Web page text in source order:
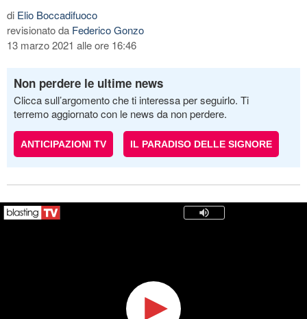
di Elio Boccadifuoco
revisionato da Federico Gonzo
13 marzo 2021 alle ore 16:46
Non perdere le ultime news
Clicca sull’argomento che ti interessa per seguirlo. Ti
terremo aggiornato con le news da non perdere.
ANTICIPAZIONI TV IL PARADISO DELLE SIGNORE